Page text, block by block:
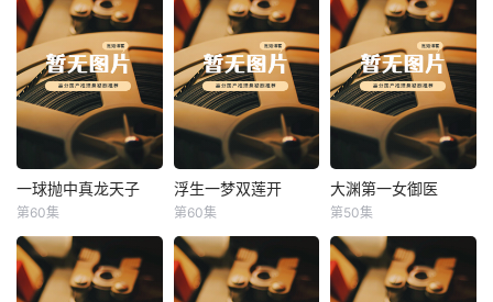
一球抛中真龙天子
一球抛中真龙天子
第60集
浮生一梦双莲开
浮生一梦双莲开
第60集
大渊第一女御医
大渊第一女御医
第50集